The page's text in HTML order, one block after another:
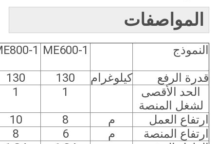
المواصفات
النموذج ME600-1
1
قدرة الرفع كيلوغرام 130
130
الحد الأقصى
لشغل المنصة
1
1
ارتفاع العمل م 8
10
ارتفاع المنصة
م 6
8